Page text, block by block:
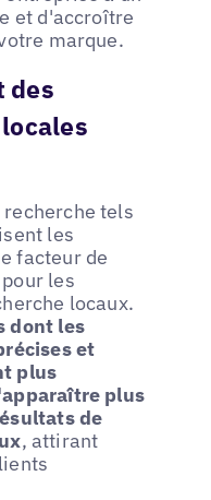
et d'accroître
marque.
des
recherche tels
les
facteur de
les
locaux.
dont les
et
plus
plus
de
, attirant